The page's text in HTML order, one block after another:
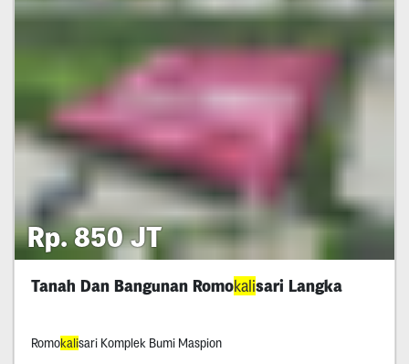
Rp. 850 JT
Tanah Dan Bangunan Romokalisari Langka
Romokalisari Komplek Bumi Maspion